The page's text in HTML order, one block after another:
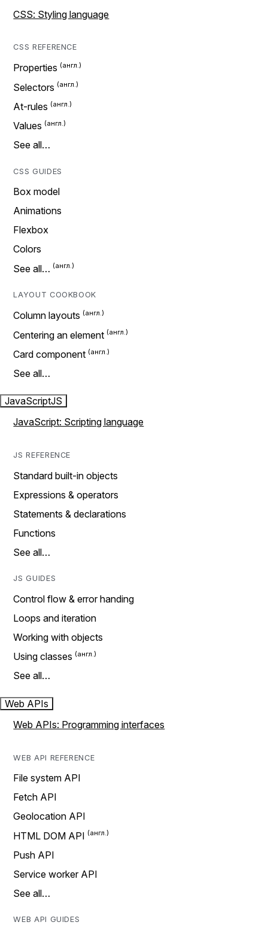
CSS: Styling language
CSS REFERENCE
Properties
Selectors
At-rules
Values
See all…
CSS GUIDES
Box model
Animations
Flexbox
Colors
See all…
LAYOUT COOKBOOK
Column layouts
Centering an element
Card component
See all…
JavaScriptJS
JavaScript: Scripting language
JS REFERENCE
Standard built-in objects
Expressions & operators
Statements & declarations
Functions
See all…
JS GUIDES
Control flow & error handing
Loops and iteration
Working with objects
Using classes
See all…
Web APIs
Web APIs: Programming interfaces
WEB API REFERENCE
File system API
Fetch API
Geolocation API
HTML DOM API
Push API
Service worker API
See all…
WEB API GUIDES